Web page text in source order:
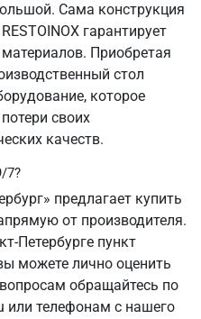
Сама конструкция
гарантирует
Приобретая
стол
которое
своих
качеств.
7?
предлагает купить
от производителя.
пункт
можете лично оценить
обращайтесь по
или телефонам с нашего